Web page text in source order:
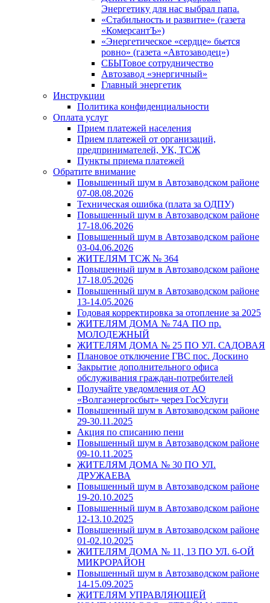
Энергетику для нас выбрал папа.
«Стабильность и развитие» (газета
«КомерсантЪ»)
«Энергетическое «сердце» бьется
ровно» (газета «Автозаводец»)
СБЫТовое сотрудничество
Автозавод «энергичный»
Главный энергетик
Инструкции
Политика конфиденциальности
Оплата услуг
Прием платежей населения
Прием платежей от организаций,
предпринимателей, УК, ТСЖ
Пункты приема платежей
Обратите внимание
Повышенный шум в Автозаводском районе
07-08.08.2026
Техническая ошибка (плата за ОДПУ)
Повышенный шум в Автозаводском районе
17-18.06.2026
Повышенный шум в Автозаводском районе
03-04.06.2026
ЖИТЕЛЯМ ТСЖ № 364
Повышенный шум в Автозаводском районе
17-18.05.2026
Повышенный шум в Автозаводском районе
13-14.05.2026
Годовая корректировка за отопление за 2025
ЖИТЕЛЯМ ДОМА № 74А ПО пр.
МОЛОДЕЖНЫЙ
ЖИТЕЛЯМ ДОМА № 25 ПО УЛ. САДОВАЯ
Плановое отключение ГВС пос. Доскино
Закрытие дополнительного офиса
обслуживания граждан-потребителей
Получайте уведомления от АО
«Волгаэнергосбыт» через ГосУслуги
Повышенный шум в Автозаводском районе
29-30.11.2025
Акция по списанию пени
Повышенный шум в Автозаводском районе
09-10.11.2025
ЖИТЕЛЯМ ДОМА № 30 ПО УЛ.
ДРУЖАЕВА
Повышенный шум в Автозаводском районе
19-20.10.2025
Повышенный шум в Автозаводском районе
12-13.10.2025
Повышенный шум в Автозаводском районе
01-02.10.2025
ЖИТЕЛЯМ ДОМА № 11, 13 ПО УЛ. 6-ОЙ
МИКРОРАЙОН
Повышенный шум в Автозаводском районе
14-15.09.2025
ЖИТЕЛЯМ УПРАВЛЯЮЩЕЙ